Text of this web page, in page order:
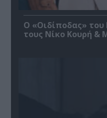
O «Οιδίποδας»
τους Νίκο Κουρή &